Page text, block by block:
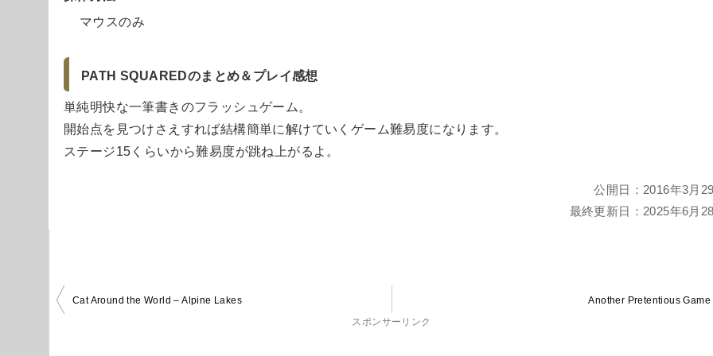
マウスのみ
PATH SQUAREDのまとめ＆プレイ感想
単純明快な一筆書きのフラッシュゲーム。
開始点を見つけさえすれば結構簡単に解けていくゲーム難易度になります。
ステージ15くらいから難易度が跳ね上がるよ。
公開日： 2016年3月
最終更新日： 2025年6月
投
Cat Around the World – Alpine Lakes
Another Pretentious Game
スポンサーリンク